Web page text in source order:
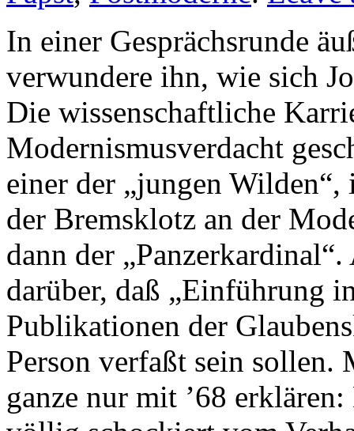
In einer Gesprächsrunde
verwundere ihn, wie sich
Die wissenschaftliche
Modernismusverdacht
einer der „jungen
der Bremsklotz an der
dann der
darüber, daß „Einführung
Publikationen der
Person verfaßt sein sollen.
ganze nur mit ’68